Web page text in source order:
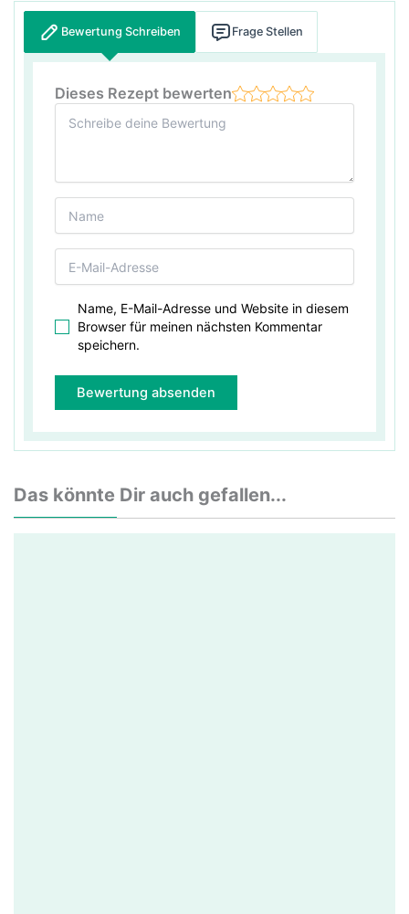
Bewertung Schreiben Frage Stellen
Dieses Rezept bewerten
Name, E-Mail-Adresse und Website in diesem
Browser für meinen nächsten Kommentar
speichern.
Das könnte Dir auch gefallen...